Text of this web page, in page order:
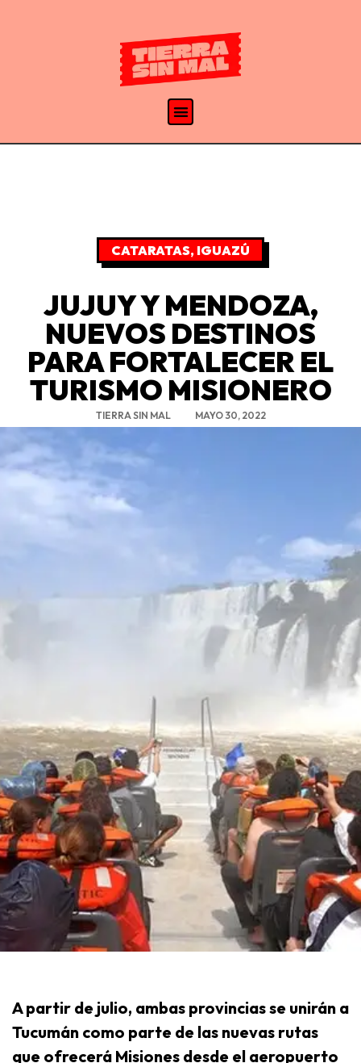
CATARATAS, IGUAZÚ
JUJUY Y MENDOZA,
NUEVOS DESTINOS
PARA FORTALECER EL
TURISMO MISIONERO
TIERRA SIN MAL MAYO 30, 2022
A partir de julio, ambas provincias se unirán a
Tucumán como parte de las nuevas rutas
que ofrecerá Misiones desde el aeropuerto